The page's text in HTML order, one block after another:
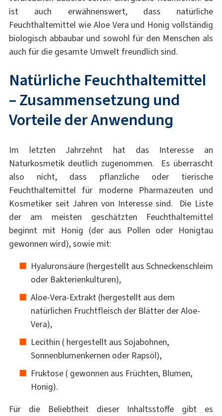
ist auch erwähnenswert, dass natürliche
Feuchthaltemittel wie Aloe Vera und Honig vollständig
biologisch abbaubar und sowohl für den Menschen als
auch für die gesamte Umwelt freundlich sind.
Natürliche Feuchthaltemittel
– Zusammensetzung und
Vorteile der Anwendung
Im letzten Jahrzehnt hat das Interesse an
Naturkosmetik deutlich zugenommen. Es überrascht
also nicht, dass pflanzliche oder tierische
Feuchthaltemittel für moderne Pharmazeuten und
Kosmetiker seit Jahren von Interesse sind. Die Liste
der am meisten geschätzten Feuchthaltemittel
beginnt mit Honig (der aus Pollen oder Honigtau
gewonnen wird), sowie mit:
Hyaluronsäure (hergestellt aus Schneckenschleim
oder Bakterienkulturen),
Aloe-Vera-Extrakt (hergestellt aus dem
natürlichen Fruchtfleisch der Blätter der Aloe-
Vera),
Lecithin ( hergestellt aus Sojabohnen,
Sonnenblumenkernen oder Rapsöl),
Fruktose ( gewonnen aus Früchten, Blumen,
Honig).
Für die Beliebtheit dieser Inhaltsstoffe gibt es